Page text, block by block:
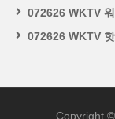
072626 WKTV
072626 WKTV
Copyright